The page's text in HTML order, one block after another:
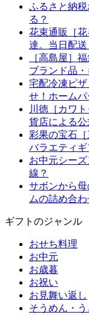
ふるさと納
る？
花束通販［
達。当日配
［高島屋］
ブランド品・
宅配冷凍ピ
せ！ホーム
川徳［カワ
貨店による公
彩果の宝石
バラエティギ
お中元シー
線？
サボンから
ムの詰め合わ
ギフトのジャンル
おせち料理
お中元
お歳暮
お祝い
お見舞い返し
そうめん・